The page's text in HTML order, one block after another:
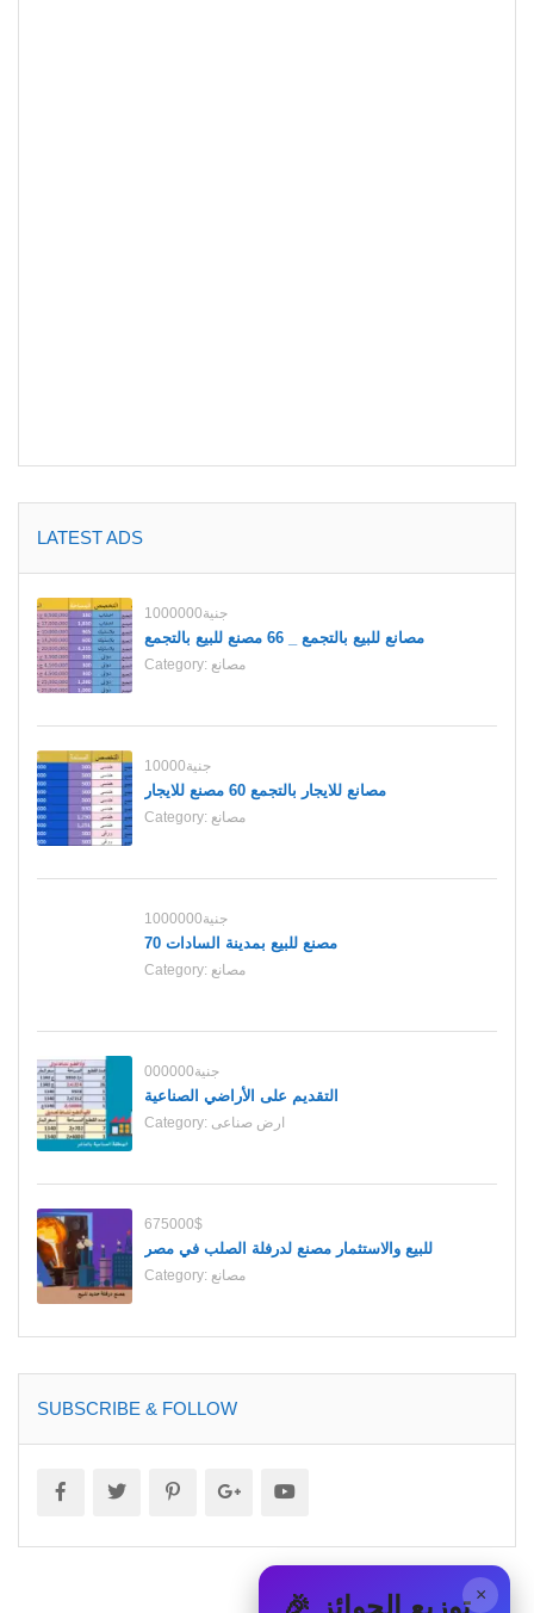
LATEST ADS
1000000جنية
مصانع للبيع بالتجمع _ 66 مصنع للبيع بالتجمع
Category: مصانع
10000جنية
مصانع للايجار بالتجمع 60 مصنع للايجار
Category: مصانع
1000000جنية
70 مصنع للبيع بمدينة السادات
Category: مصانع
000000جنية
التقديم على الأراضي الصناعية
Category: ارض صناعى
675000$
للبيع والاستثمار مصنع لدرفلة الصلب في مصر
Category: مصانع
SUBSCRIBE & FOLLOW
× 🎉 توزيع الجوائز